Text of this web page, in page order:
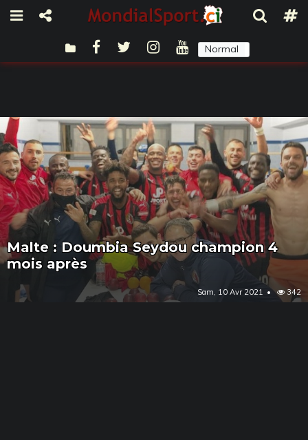
Normal
Malte : Doumbia Seydou champion 4
mois après
Sam, 10 Avr 2021 342